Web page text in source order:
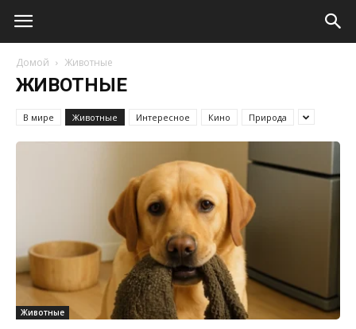
Домой Животные
ЖИВОТНЫЕ
В мире Животные Интересное Кино Природа
Животные